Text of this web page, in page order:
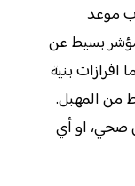
موعد
بسيط عن
بنية
من المهبل.
صحي، او أي